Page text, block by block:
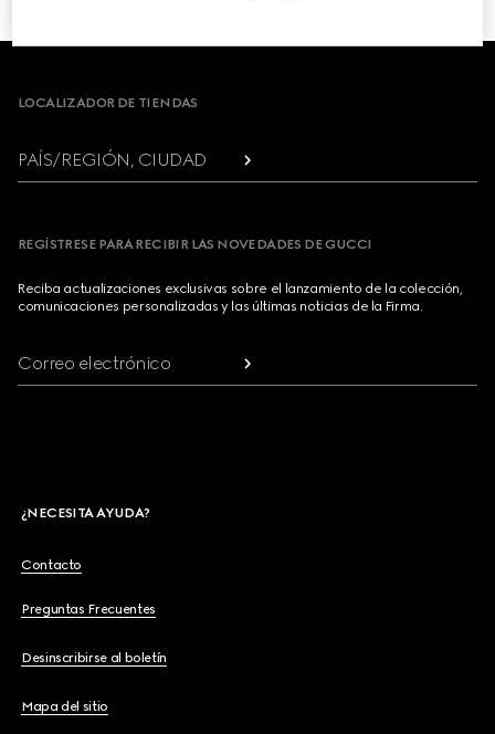
Footer
LOCALIZADOR DE TIENDAS
PAÍS/REGIÓN, CIUDAD
REGÍSTRESE PARA RECIBIR LAS NOVEDADES DE GUCCI
Reciba actualizaciones exclusivas sobre el lanzamiento de la colección,
comunicaciones personalizadas y las últimas noticias de la Firma.
Correo electrónico
¿NECESITA AYUDA?
Contacto
Preguntas Frecuentes
Desinscribirse al boletín
Mapa del sitio